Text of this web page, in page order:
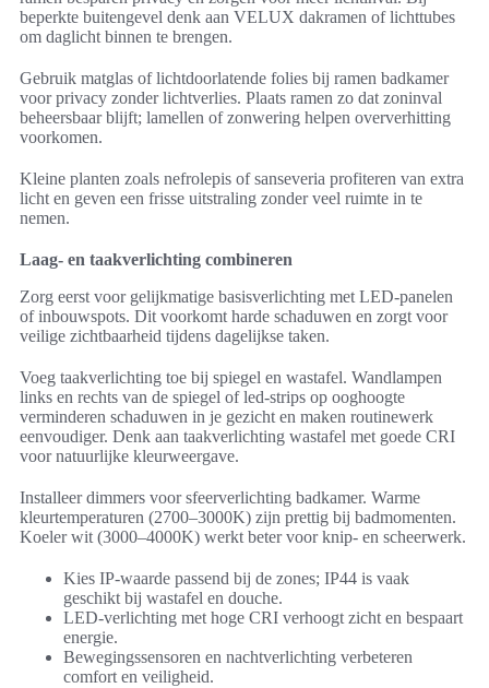
beperkte buitengevel denk aan VELUX dakramen of lichttubes
om daglicht binnen te brengen.
Gebruik matglas of lichtdoorlatende folies bij ramen badkamer
voor privacy zonder lichtverlies. Plaats ramen zo dat zoninval
beheersbaar blijft; lamellen of zonwering helpen oververhitting
voorkomen.
Kleine planten zoals nefrolepis of sanseveria profiteren van extra
licht en geven een frisse uitstraling zonder veel ruimte in te
nemen.
Laag- en taakverlichting combineren
Zorg eerst voor gelijkmatige basisverlichting met LED-panelen
of inbouwspots. Dit voorkomt harde schaduwen en zorgt voor
veilige zichtbaarheid tijdens dagelijkse taken.
Voeg taakverlichting toe bij spiegel en wastafel. Wandlampen
links en rechts van de spiegel of led-strips op ooghoogte
verminderen schaduwen in je gezicht en maken routinewerk
eenvoudiger. Denk aan taakverlichting wastafel met goede CRI
voor natuurlijke kleurweergave.
Installeer dimmers voor sfeerverlichting badkamer. Warme
kleurtemperaturen (2700–3000K) zijn prettig bij badmomenten.
Koeler wit (3000–4000K) werkt beter voor knip- en scheerwerk.
Kies IP-waarde passend bij de zones; IP44 is vaak
geschikt bij wastafel en douche.
LED-verlichting met hoge CRI verhoogt zicht en bespaart
energie.
Bewegingssensoren en nachtverlichting verbeteren
comfort en veiligheid.